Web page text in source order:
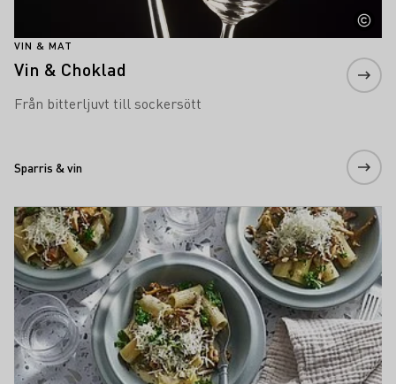
VIN & MAT
Vin & Choklad
Från bitterljuvt till sockersött
Sparris & vin
Teaser
Läs mer om detta